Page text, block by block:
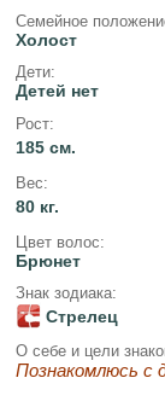
Семейное
Холост
Дети:
Детей нет
Рост:
185 см.
Вес:
80 кг.
Цвет волос:
Брюнет
Знак зодиака:
Стрелец
О себе и цели
Познакомлюсь с